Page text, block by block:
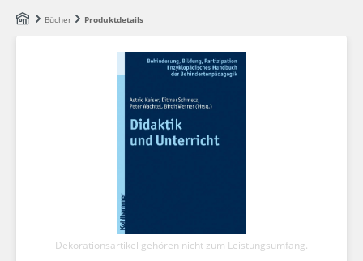
Zum Hauptinhalt springen
Bücher Produktdetails
Dekorationsartikel gehören nicht zum Leistungsumfang.